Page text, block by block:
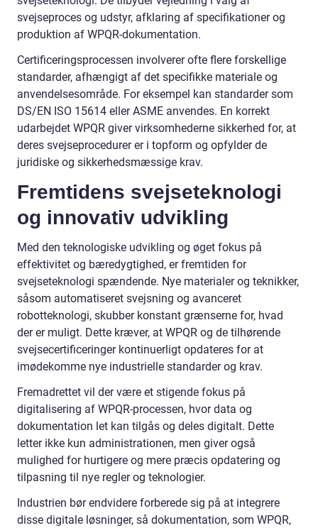
svejseproces og udstyr, afklaring af specifikationer og
produktion af WPQR-dokumentation.
Certificeringsprocessen involverer ofte flere forskellige
standarder, afhængigt af det specifikke materiale og
anvendelsesområde. For eksempel kan standarder som
DS/EN ISO 15614 eller ASME anvendes. En korrekt
udarbejdet WPQR giver virksomhederne sikkerhed for, at
deres svejseprocedurer er i topform og opfylder de
juridiske og sikkerhedsmæssige krav.
Fremtidens svejseteknologi
og innovativ udvikling
Med den teknologiske udvikling og øget fokus på
effektivitet og bæredygtighed, er fremtiden for
svejseteknologi spændende. Nye materialer og teknikker,
såsom automatiseret svejsning og avanceret
robotteknologi, skubber konstant grænserne for, hvad
der er muligt. Dette kræver, at WPQR og de tilhørende
svejsecertificeringer kontinuerligt opdateres for at
imødekomme nye industrielle standarder og krav.
Fremadrettet vil der være et stigende fokus på
digitalisering af WPQR-processen, hvor data og
dokumentation let kan tilgås og deles digitalt. Dette
letter ikke kun administrationen, men giver også
mulighed for hurtigere og mere præcis opdatering og
tilpasning til nye regler og teknologier.
Industrien bør endvidere forberede sig på at integrere
disse digitale løsninger, så dokumentation, som WPQR,